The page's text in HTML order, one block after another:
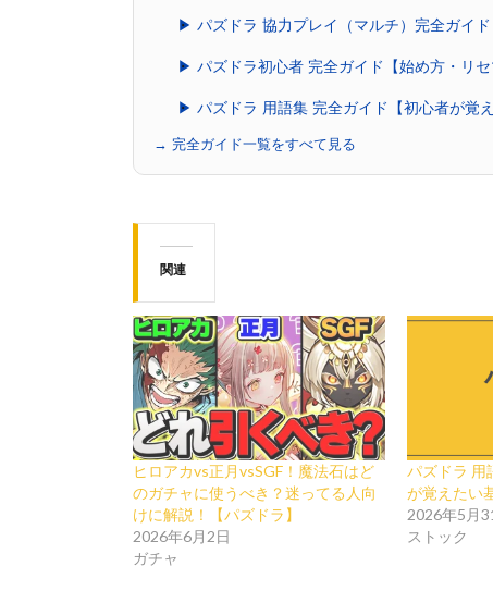
▶ パズドラ 協力プレイ（マルチ）完全ガイド
▶ パズドラ初心者 完全ガイド【始め方・リセ
▶ パズドラ 用語集 完全ガイド【初心者が覚え
→ 完全ガイド一覧をすべて見る
関連
ヒロアカvs正月vsSGF！魔法石はど
のガチャに使うべき？迷ってる人向
けに解説！【パズドラ】
2026年6月2日
ガチャ
パズドラ 用
が覚えたい
2026年5月
ストック